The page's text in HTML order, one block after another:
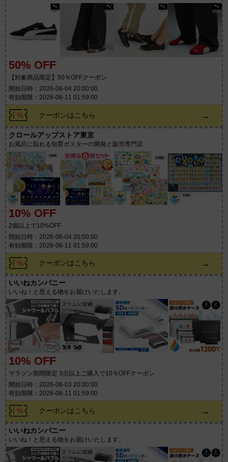
50% OFF
【対象商品限定】50％OFFクーポン
開始日時：2026-06-04 20:00:00
有効期限：2026-06-11 01:59:00
クーポンはこちら →
クロールアップストア東京
お風呂に貼れる知育ポスターの開発と販売専門店
10% OFF
2個以上で10%OFF
開始日時：2026-06-04 20:00:00
有効期限：2026-06-11 01:59:00
クーポンはこちら →
いいねカンパニー
いいね！と思える物をお届けいたします。
10% OFF
マラソン期間限定 3点以上ご購入で10％OFFクーポン
開始日時：2026-06-03 20:00:00
有効期限：2026-06-11 01:59:00
クーポンはこちら →
いいねカンパニー
いいね！と思える物をお届けいたします。